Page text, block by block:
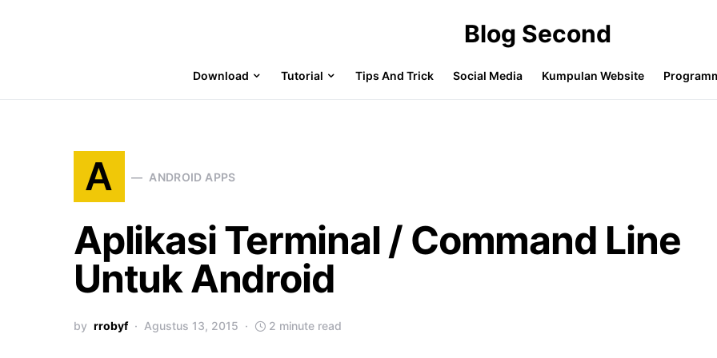
Blog Second
Download Tutorial Tips And Trick Social Media Kumpulan Website
A ANDROID APPS
Aplikasi Terminal / Command Line
Untuk Android
by rrobyf Agustus 13, 2015 2 minute read